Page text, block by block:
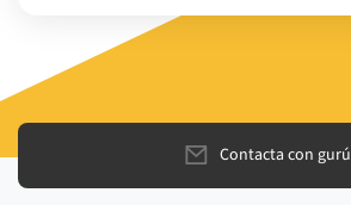
Contacta con gurú